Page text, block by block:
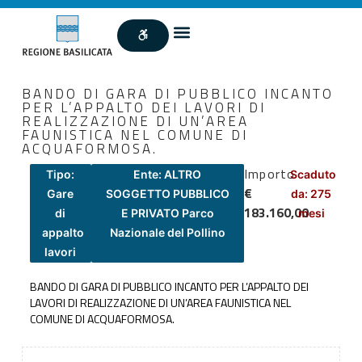
BANDO DI GARA DI PUBBLICO INCANTO
PER L’APPALTO DEI LAVORI DI
REALIZZAZIONE DI UN’AREA
FAUNISTICA NEL COMUNE DI
ACQUAFORMOSA.
Tipo:
Gare
di
appalto
lavori
Ente: ALTRO
SOGGETTO PUBBLICO
E PRIVATO Parco
Nazionale del Pollino
Importo
€
183.160,00
Scaduto
da: 275
mesi
BANDO DI GARA DI PUBBLICO INCANTO PER L’APPALTO DEI
LAVORI DI REALIZZAZIONE DI UN’AREA FAUNISTICA NEL
COMUNE DI ACQUAFORMOSA.